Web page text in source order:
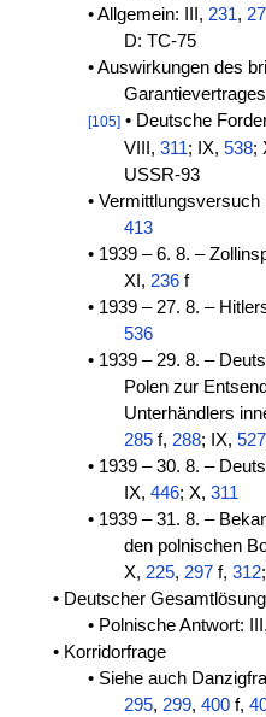
• Allgemein: III,231,
D: TC-75
• Auswirkungen des
[105] • Deutsche
VIII, 311; IX, 538;
USSR-93
•
413
• 1939 – 6. 8. –
XI, 236f
• 1939 – 27. 8. –
536
• 1939 – 29. 8. –
Polen zur
Unterhändlers
285f, 288; IX, 527
• 1939 – 30. 8. –
IX, 446; X, 311
• 1939 – 31. 8. –
den polnischen
X, 225, 297f, 312
• Deutscher
• Polnische Antwort:
• Korridorfrage
• Siehe auch
295, 299, 400f,